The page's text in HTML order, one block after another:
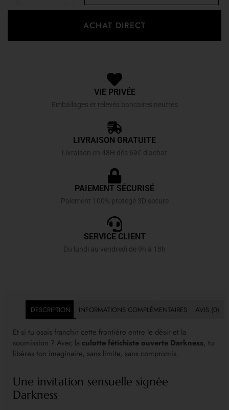
ACHAT DIRECT
VIE PRIVÉE
Emballages et relevés bancaires neutres
LIVRAISON GRATUITE
Livraison en 48H dès 69€ d’achat
PAIEMENT SÉCURISÉ
Paiement 100% protégé 3D secure
SERVICE CLIENT
Du lundi au vendredi de 9h à 18h
DESCRIPTION INFORMATIONS COMPLÉMENTAIRES AVIS (0)
Et si tu osais franchir cette frontière entre le désir et la
soumission ? Avec la culotte fétichiste ouverte Darkness, tu
libères ton imaginaire, sans limite, sans compromis.
Une invitation sensuelle signée
Darkness